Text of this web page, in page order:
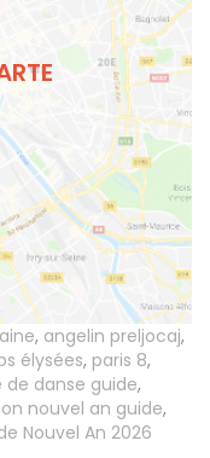
, angelin preljocaj,
élysées, paris 8,
danse guide,
nouvel an guide,
Nouvel An 2026